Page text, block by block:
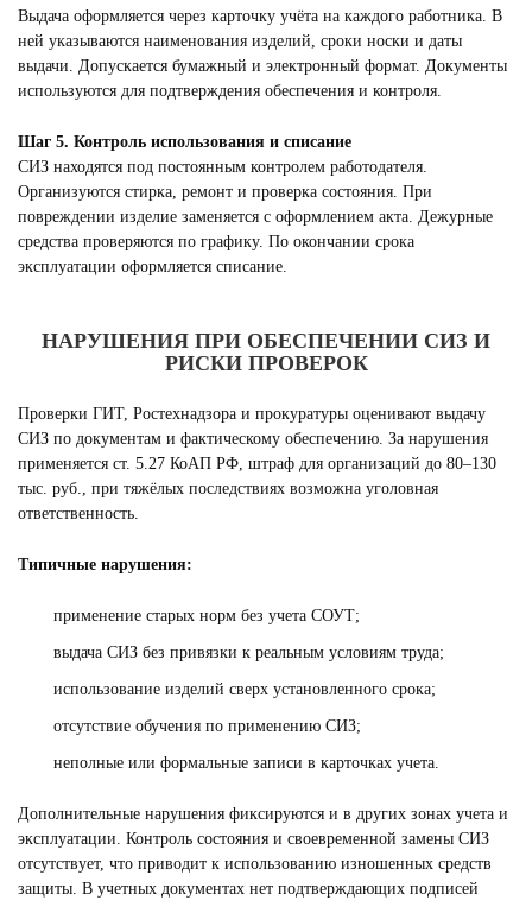
Выдача оформляется через карточку учёта на каждого работника. В
ней указываются наименования изделий, сроки носки и даты
выдачи. Допускается бумажный и электронный формат. Документы
используются для подтверждения обеспечения и контроля.
Шаг 5. Контроль использования и списание
СИЗ находятся под постоянным контролем работодателя.
Организуются стирка, ремонт и проверка состояния. При
повреждении изделие заменяется с оформлением акта. Дежурные
средства проверяются по графику. По окончании срока
эксплуатации оформляется списание.
НАРУШЕНИЯ ПРИ ОБЕСПЕЧЕНИИ СИЗ И
РИСКИ ПРОВЕРОК
Проверки ГИТ, Ростехнадзора и прокуратуры оценивают выдачу
СИЗ по документам и фактическому обеспечению. За нарушения
применяется ст. 5.27 КоАП РФ, штраф для организаций до 80–130
тыс. руб., при тяжёлых последствиях возможна уголовная
ответственность.
Типичные нарушения:
применение старых норм без учета СОУТ;
выдача СИЗ без привязки к реальным условиям труда;
использование изделий сверх установленного срока;
отсутствие обучения по применению СИЗ;
неполные или формальные записи в карточках учета.
Дополнительные нарушения фиксируются и в других зонах учета и
эксплуатации. Контроль состояния и своевременной замены СИЗ
отсутствует, что приводит к использованию изношенных средств
защиты. В учетных документах нет подтверждающих подписей